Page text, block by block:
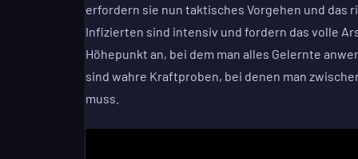
erfordern sie nun taktisches Vorgehen und
Infizierten sind intensiv und fordern das volle
Höhepunkt an, bei dem man alles Gelernte
sind wahre Kraftproben, bei denen man
muss.